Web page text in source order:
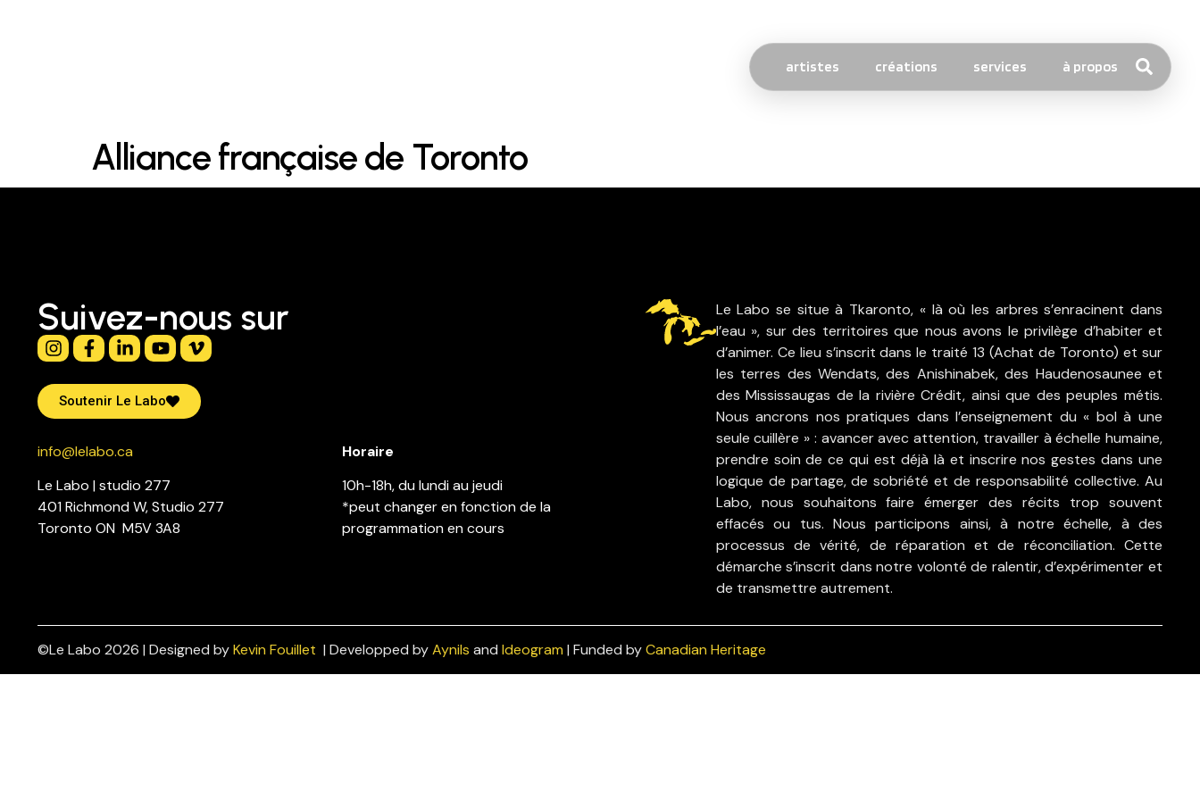
artistes créations services à propos
Alliance française de Toronto
Suivez-nous sur
Soutenir Le Labo
info@lelabo.ca
Le Labo | studio 277
401 Richmond W, Studio 277
Toronto ON M5V 3A8
Horaire
10h-18h, du lundi au jeudi
*peut changer en fonction de la
programmation en cours
Le Labo se situe à Tkaronto, « là où les arbres s’enracinent dans
l’eau », sur des territoires que nous avons le privilège d’habiter et
d’animer. Ce lieu s’inscrit dans le traité 13 (Achat de Toronto) et sur
les terres des Wendats, des Anishinabek, des Haudenosaunee et
des Mississaugas de la rivière Crédit, ainsi que des peuples métis.
Nous ancrons nos pratiques dans l’enseignement du « bol à une
seule cuillère » : avancer avec attention, travailler à échelle humaine,
prendre soin de ce qui est déjà là et inscrire nos gestes dans une
logique de partage, de sobriété et de responsabilité collective. Au
Labo, nous souhaitons faire émerger des récits trop souvent
effacés ou tus. Nous participons ainsi, à notre échelle, à des
processus de vérité, de réparation et de réconciliation. Cette
démarche s’inscrit dans notre volonté de ralentir, d’expérimenter et
de transmettre autrement.
©Le Labo 2026 | Designed byKevin Fouillet | Developped byAynils and Ideogram | Funded byCanadian Heritage